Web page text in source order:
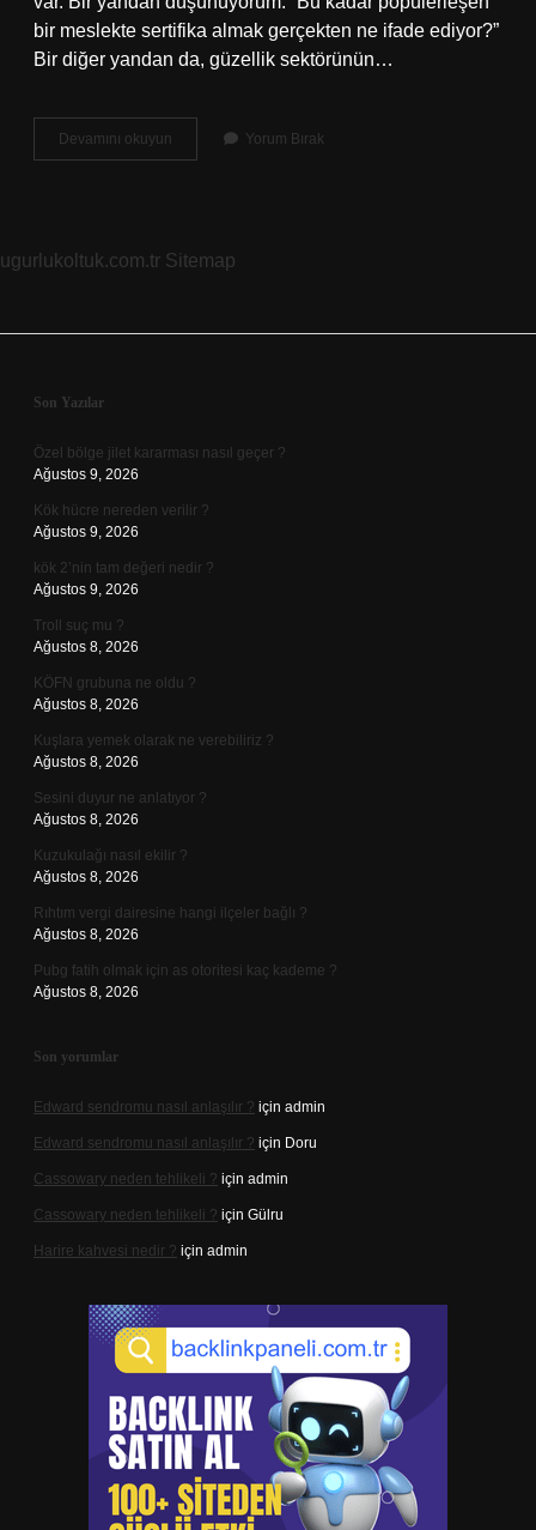
bir meslekte sertifika almak gerçekten ne ifade ediyor?”
Bir diğer yandan da, güzellik sektörünün…
Devamını okuyun
kozası
Yorum Bırak
ugurlukoltuk.com.tr Sitemap
Sidebar
Son Yazılar
Özel bölge jilet kararması nasıl geçer ?
Ağustos 9, 2026
Kök hücre nereden verilir ?
Ağustos 9, 2026
kök 2’nin tam değeri nedir ?
Ağustos 9, 2026
Troll suç mu ?
Ağustos 8, 2026
KÖFN grubuna ne oldu ?
Ağustos 8, 2026
Kuşlara yemek olarak ne verebiliriz ?
Ağustos 8, 2026
Sesini duyur ne anlatıyor ?
Ağustos 8, 2026
Kuzukulağı nasıl ekilir ?
Ağustos 8, 2026
Rıhtım vergi dairesine hangi ilçeler bağlı ?
Ağustos 8, 2026
Pubg fatih olmak için as otoritesi kaç kademe ?
Ağustos 8, 2026
Son yorumlar
Edward sendromu nasıl anlaşılır ? için admin
Edward sendromu nasıl anlaşılır ? için Doru
Cassowary neden tehlikeli ? için admin
Cassowary neden tehlikeli ? için Gülru
Harire kahvesi nedir ? için admin